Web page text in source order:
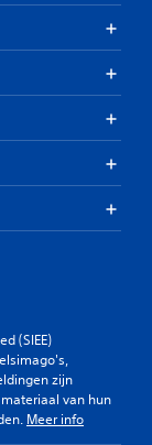
(SIEE)
zijn
van hun
Meer info